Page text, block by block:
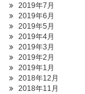
2019年7月
2019年6月
2019年5月
2019年4月
2019年3月
2019年2月
2019年1月
2018年12月
2018年11月